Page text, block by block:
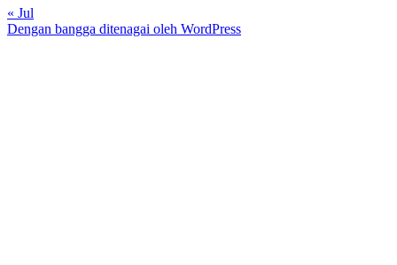
« Jul
Dengan bangga ditenagai oleh WordPress